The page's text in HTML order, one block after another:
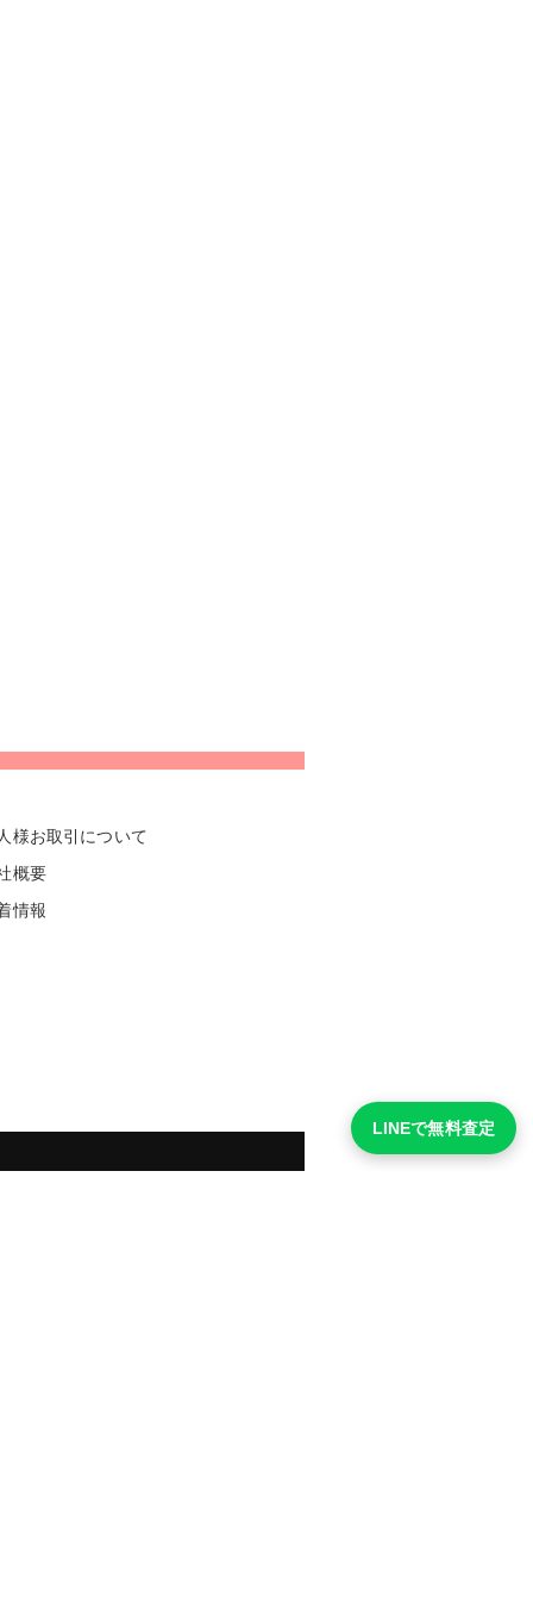
様お取引について
概要
情報
LINEで無料査定